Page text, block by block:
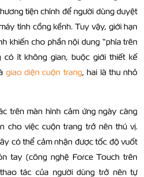
tiện chính để người dùng duyệt
tính cồng kềnh. Tuy vậy, giới hạn
khiến cho phần nội dung “phía trên
có ít không gian, buộc giới thiết kế
giao diện cuộn trang, hai là thu nhỏ
trên màn hình cảm ứng ngày càng
cho việc cuộn trang trở nên thú vị.
có thể cảm nhận được tốc độ vuốt
tay (công nghệ Force Touch trên
tác của người dùng trở nên tự